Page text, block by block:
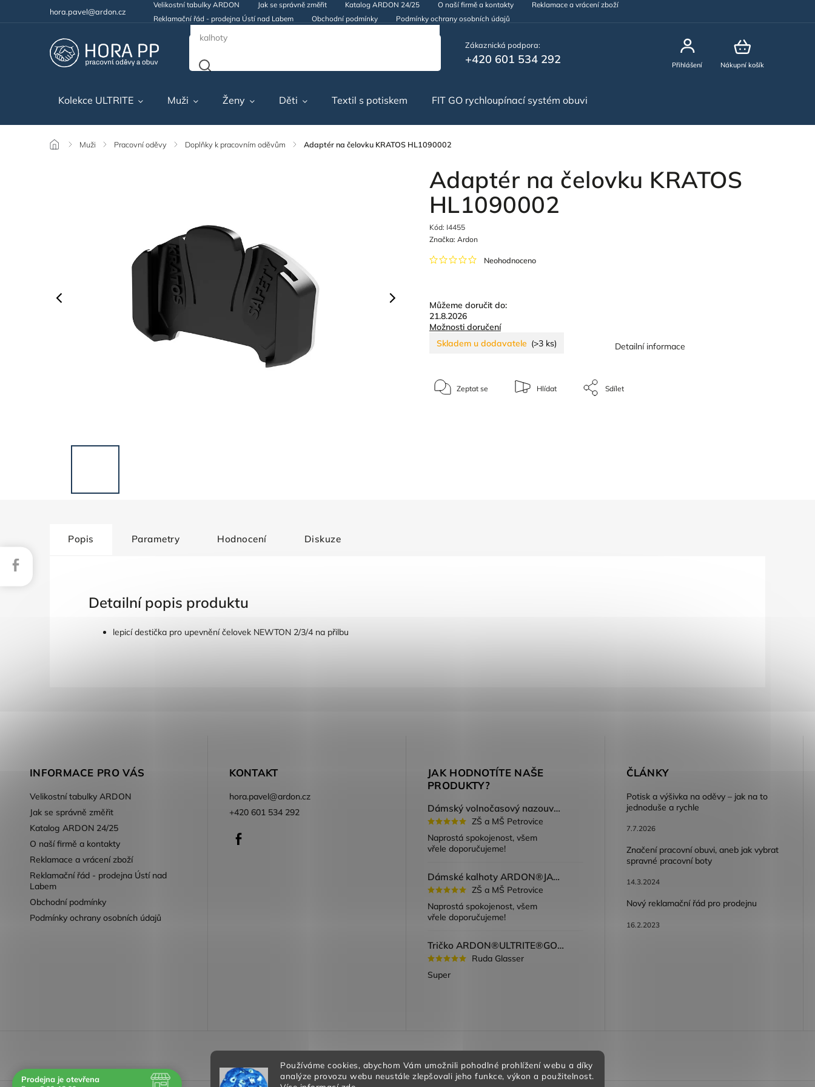
Používáme cookies, abychom Vám umožnili pohodlné prohlížení webu a díky
analýze provozu webu neustále zlepšovali jeho funkce, výkon a použitelnost.
hora.pavel@ardon.cz
Velikostní tabulky ARDON Jak se správně změřit Katalog ARDON 24/25 O naší firmě a kontakty
Reklamace a vrácení zboží
Reklamační řád - prodejna Ústí nad Labem
Obchodní podmínky Podmínky ochrany osobních údajů
Zákaznická podpora:
+420 601 534 292 Nákupní košík
Přihlášení
Kolekce ULTRITE Muži Ženy Děti Textil s potiskem FIT GO rychloupínací systém obuvi
/ Muži / Pracovní oděvy / Doplňky k pracovním oděvům / Adaptér na čelovku KRATOS HL1090002
Adaptér na čelovku KRATOS
HL1090002
Kód: I4455
Neohodnoceno
Značka: Ardon
Můžeme doručit do:
21.8.2026
Možnosti doručení
Skladem u dodavatele (>3 ks) Detailní informace
Zeptat se Hlídat Sdílet
Popis Parametry Hodnocení Diskuze
Detailní popis produktu
lepicí destička pro upevnění čelovek NEWTON 2/3/4 na přilbu
INFORMACE PRO VÁS
Velikostní tabulky ARDON
Jak se správně změřit
Katalog ARDON 24/25
O naší firmě a kontakty
Reklamace a vrácení zboží
Reklamační řád - prodejna Ústí nad
Labem
Obchodní podmínky
Podmínky ochrany osobních údajů
KONTAKT
hora.pavel@ardon.cz
+420 601 534 292
JAK HODNOTÍTE NAŠE
PRODUKTY?
Dámský volnočasový nazouvák ARDON®JUNO - růžová
ZŠ a MŠ Petrovice
Naprostá spokojenost, všem
vřele doporučujeme!
Dámské kalhoty ARDON®JASVENA šedá
ZŠ a MŠ Petrovice
Naprostá spokojenost, všem
vřele doporučujeme!
Tričko ARDON®ULTRITE®GO! dámské růžová
Ruda Glasser
Super
ČLÁNKY
Potisk a výšivka na oděvy – jak na to
jednoduše a rychle
7.7.2026
Značení pracovní obuvi, aneb jak vybrat
spravné pracovní boty
14.3.2024
Nový reklamační řád pro prodejnu
16.2.2023
Prodejna je otevřena